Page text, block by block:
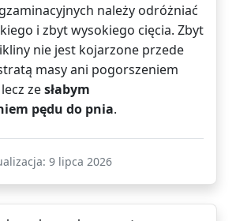
należy odróżniać
i zbyt wysokiego cięcia. Zbyt
nie jest kojarzone przede
masy ani pogorszeniem
zesłabym
pędu do pnia.
9 lipca 2026